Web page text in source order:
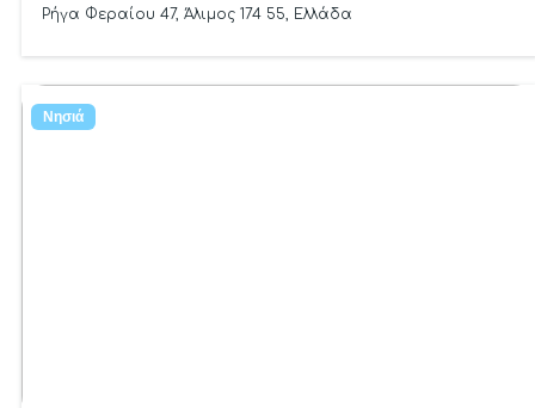
Ρήγα Φεραίου 47, Άλιμος 174 55, Ελλάδα
Νησιά